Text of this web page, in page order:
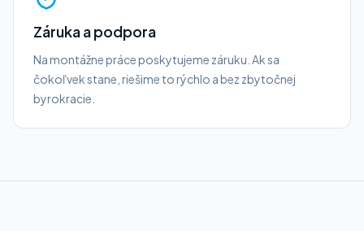
Záruka a podpora
Na montážne práce poskytujeme záruku. Ak sa
čokoľvek stane, riešime to rýchlo a bez zbytočnej
byrokracie.